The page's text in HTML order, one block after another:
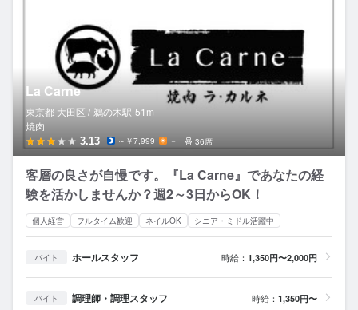
La Carne
東京都 大田区 / 鵜の木駅 51m
焼肉
3.13 ～￥7,999 － 36席
客層の良さが自慢です。『La Carne』であなたの経
験を活かしませんか？週2～3日からOK！
個人経営 フルタイム歓迎 ネイルOK シニア・ミドル活躍中
バイト ホールスタッフ 時給： 1,350円〜2,000円
バイト 調理師・調理スタッフ 時給： 1,350円〜